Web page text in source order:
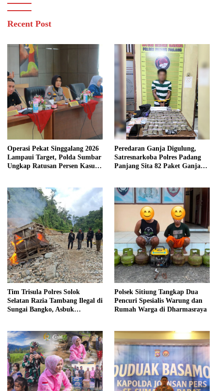
Recent Post
Operasi Pekat Singgalang 2026
Lampaui Target, Polda Sumbar
Ungkap Ratusan Persen Kasus
Peredaran Ganja Digulung,
Satresnarkoba Polres Padang
Panjang Sita 82 Paket Ganja
Tim Trisula Polres Solok
Selatan Razia Tambang Ilegal di
Sungai Bangko, Asbuk
Polsek Sitiung Tangkap Dua
Pencuri Spesialis Warung dan
Rumah Warga di Dharmasraya